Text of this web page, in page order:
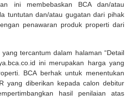
ini membebaskan BCA dan/atau
tuntutan dan/atau gugatan dari pihak
penawaran produk properti dari
tercantum dalam halaman “Detail
ini merupakan harga yang
BCA berhak untuk menentukan
yang diberikan kepada calon debitur
hasil penilaian atas